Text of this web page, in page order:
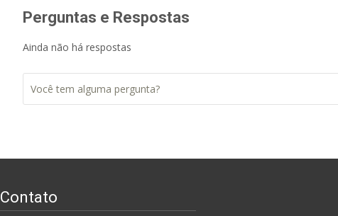
Perguntas e Respostas
Ainda não há respostas
Contato